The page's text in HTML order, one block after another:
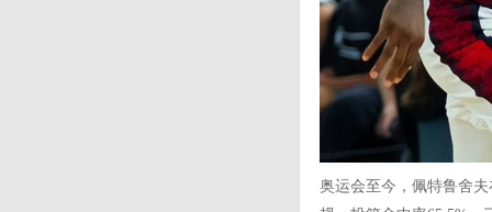
奥运会至今，佩特鲁舍